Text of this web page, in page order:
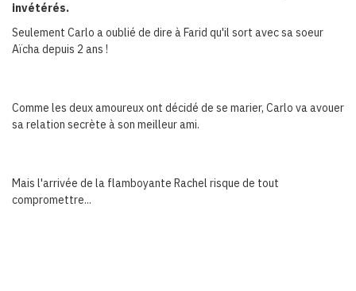
invétérés.
Seulement Carlo a oublié de dire à Farid qu'il sort avec sa soeur
Aïcha depuis 2 ans !
Comme les deux amoureux ont décidé de se marier, Carlo va avouer
sa relation secrète à son meilleur ami.
Mais l'arrivée de la flamboyante Rachel risque de tout
compromettre...